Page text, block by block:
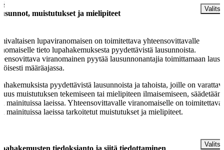
muistutukset ja mielipiteet
lupaviranomaisen on toimitettava yhteensovittavalle
tieto lupahakemuksesta pyydettävistä lausunnoista.
viranomainen pyytää lausunnonantajia toimittamaan
määräajassa.
pyydettävistä lausunnoista ja tahoista, joille on
muistutuksen tekemiseen tai mielipiteen ilmaisemiseen, säädetään
mainituissa laeissa. Yhteensovittavalle viranomaiselle on toimitettava
mainituissa laeissa tarkoitetut muistutukset ja mielipiteet.